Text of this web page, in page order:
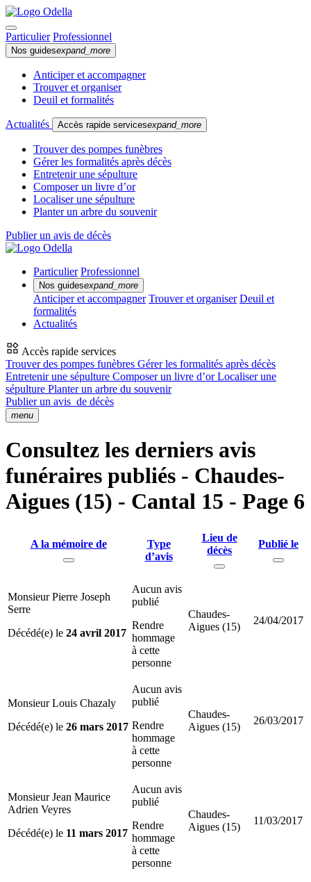
Particulier Professionnel
Nos guidesexpand_more
Anticiper et accompagner
Trouver et organiser
Deuil et formalités
Actualités Accès rapide servicesexpand_more
Trouver des pompes funèbres
Gérer les formalités après décès
Entretenir une sépulture
Composer un livre d’or
Localiser une sépulture
Planter un arbre du souvenir
Publier un avis de décès
Particulier Professionnel
Nos guidesexpand_more
Anticiper et accompagner Trouver et organiser Deuil et
formalités
Actualités
Accès rapide services
Trouver des pompes funèbres Gérer les formalités après décès
Entretenir une sépulture Composer un livre d’orLocaliser une
sépulture Planter un arbre du souvenir
Publier un avis de décès
menu
Consultez les derniers avis
funéraires publiés - Chaudes-
Aigues (15) - Cantal 15 - Page 6
A la mémoire de
Type
d’avis
Lieu de
décès
Publié le
Monsieur Pierre Joseph
Serre
Décédé(e) le 24 avril 2017
Aucun avis
publié
Rendre
hommage
à cette
personne
Chaudes-
Aigues (15)
24/04/2017
Monsieur Louis Chazaly
Décédé(e) le 26 mars 2017
Aucun avis
publié
Rendre
hommage
à cette
personne
Chaudes-
Aigues (15)
26/03/2017
Monsieur Jean Maurice
Adrien Veyres
Décédé(e) le 11 mars 2017
Aucun avis
publié
Rendre
hommage
à cette
personne
Chaudes-
Aigues (15)
11/03/2017